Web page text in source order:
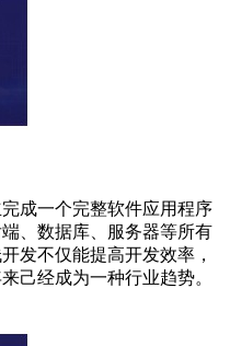
成一个完整软件应用程序
、数据库、服务器等所有
发不仅能提高开发效率，
己经成为一种行业趋势。